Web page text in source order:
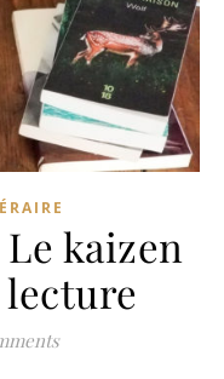
kaizen
lecture